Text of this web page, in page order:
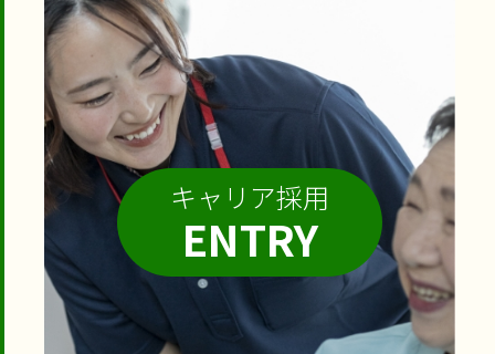
キャリア採用
ENTRY